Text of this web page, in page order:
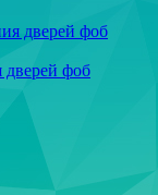
дверей фоб